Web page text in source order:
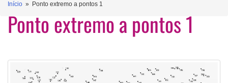
Início » Ponto extremo a pontos 1
Ponto extremo a pontos 1